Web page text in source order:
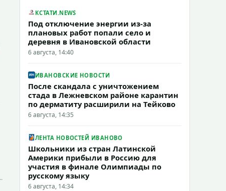
КСТАТИ.NEWS
Под отключение энергии из-за
плановых работ попали село и
деревня в Ивановской области
6 августа, 14:40
ИВАНОВСКИЕ НОВОСТИ
После скандала с уничтожением
стада в Лежневском районе карантин
по дерматиту расширили на Тейково
6 августа, 14:35
ЛЕНТА НОВОСТЕЙ ИВАНОВО
Школьники из стран Латинской
Америки прибыли в Россию для
участия в финале Олимпиады по
русскому языку
6 августа, 14:34